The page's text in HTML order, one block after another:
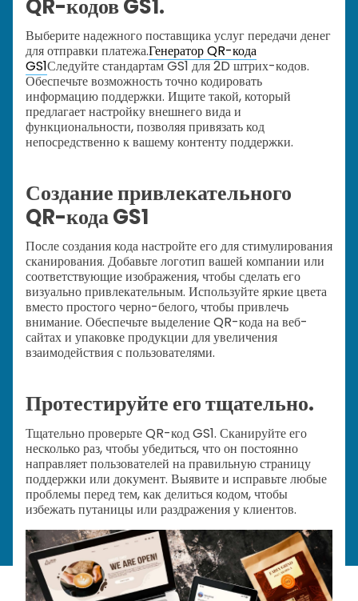
QR-кодов GS1.
Выберите надежного поставщика услуг передачи денег
для отправки платежа.Генератор QR-кода
GS1Следуйте стандартам GS1 для 2D штрих-кодов.
Обеспечьте возможность точно кодировать
информацию поддержки. Ищите такой, который
предлагает настройку внешнего вида и
функциональности, позволяя привязать код
непосредственно к вашему контенту поддержки.
Создание привлекательного
QR-кода GS1
После создания кода настройте его для стимулирования
сканирования. Добавьте логотип вашей компании или
соответствующие изображения, чтобы сделать его
визуально привлекательным. Используйте яркие цвета
вместо простого черно-белого, чтобы привлечь
внимание. Обеспечьте выделение QR-кода на веб-
сайтах и упаковке продукции для увеличения
взаимодействия с пользователями.
Протестируйте его тщательно.
Тщательно проверьте QR-код GS1. Сканируйте его
несколько раз, чтобы убедиться, что он постоянно
направляет пользователей на правильную страницу
поддержки или документ. Выявите и исправьте любые
проблемы перед тем, как делиться кодом, чтобы
избежать путаницы или раздражения у клиентов.